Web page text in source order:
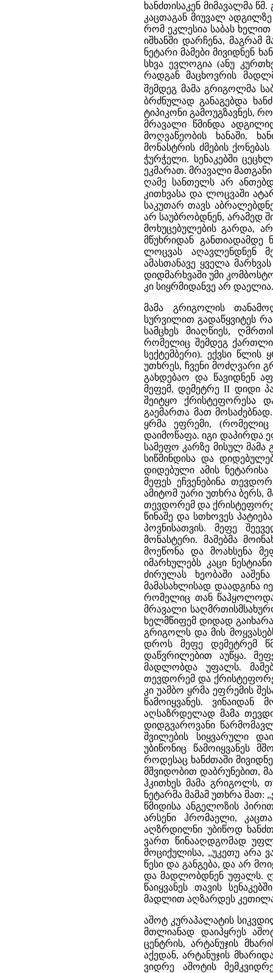
ხანძთისაკენ მიმავალმა
კაცთაგან მიუვალ ადგილზე
რომ ეკლესია საბას
იშხანში დარჩენა, მაგრამ
ნეტარი მამები მივიდნენ
სხვა ევლოგია (ანუ
რადგან მაცხოვრის
შემდეგ მამა გრიგოლმა
ბრძნულად განაგებდა
ტიპიკონი გამოუგზავნეს,
მრავალი წმინდა
მოღვაწეობის ხანაში,
მონასტრის ძმების
ჭურჭელი. სენაკებში
ეკმარათ. მრავალი
ღამე სანთელს არ
კითხვასა და ლოცვაში
საკუთარ თავს
არ საუბრობდნენ, არამედ
მოხუცებულების გარდა,
მწუხრიდან
ლოცვას აღავლენდნენ
ამასთანავე ყველა
დიდმარხვაში უმი
კი სიყრმიდანვე არ დაელია.
მამა გრიგოლის
სურვილით გადაწყვიტეს
სამცხეს მიაღწიეს,
რომელიც შემდეგ
სექტემბერი). ექვსი წლის
უთხრეს, ჩვენი მოძღვარი
გახდებაო და წავიდნენ
მეფემ, დემეტრე II დიდი
შეიტყო ქრისტეფორესა
გაემართა მათ
ყრმა ეფრემი, (რომელიც
დაიმოწაფა. იგი დაპირდა
სამეფო კარზე მისულ მამა
სიწმინდისა და
დიდებული ამის
მეფეს ეჩვენებინა
ამიტომ უარი უთხრა ბერს,
თევდორემ და
წინაშე და სთხოვეს
პოვნისათვის. მეფე
მონასტერი. მამებმა
მოეწონა და მოახსენა
იმარხულებს კაცი
ძირულას ხეობაში
მამასახლისად დაადგინა
რომელიც თან წაჰყოლოდა
მრავალი
ხელმწიფემ დიდად
გრიგოლს და მის
დროს მეფე დემეტრემ
დაწვრილებით აუწყა.
მადლობდა უფალს.
თევდორემ და
კი უამბო ყრმა ეფრემის
წამოიყვანეს.
აღსაზრდელად მამა
დიდგვაროვანი
შვილების სიყვარული
უბიწონიც წამოიყვანეს
როდესაც ხანძთაში
მშვიდობით დაბრუნებით,
ჰკითხეს მამა გრიგოლს,
ნეტარმა მამამ უთხრა მათ:
წმიდისა ანგელოზის
არსენი ჰრომაელი,
აღზრდილნი უბიწოდ
ვართ წინააღდგომად
მოციქულისა, „უკეთუ არა
წესი და განგება, და არ
და მადლობდნენ უფალს.
წაიყვანეს თავის
მადლით აღზარდეს
აშოტ კურაპალატის
მთლიანად დაიპყრეს
ცენტრის, არტანუჯის
აქედან, არტანუჯის
ვიდრე აშოტის